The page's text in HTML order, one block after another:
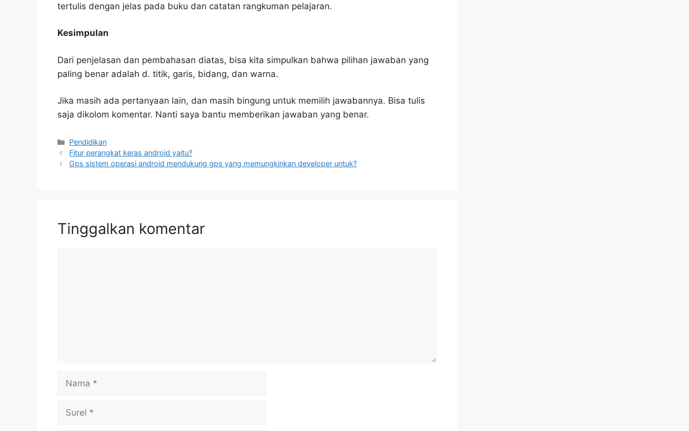
tertulis dengan jelas pada buku dan catatan rangkuman pelajaran.
Kesimpulan
Dari penjelasan dan pembahasan diatas, bisa kita simpulkan bahwa pilihan jawaban yang
paling benar adalah d. titik, garis, bidang, dan warna.
Jika masih ada pertanyaan lain, dan masih bingung untuk memilih jawabannya. Bisa tulis
saja dikolom komentar. Nanti saya bantu memberikan jawaban yang benar.
Kategori
Pendidikan
Fitur perangkat keras android yaitu?
Gps sistem operasi android mendukung gps yang memungkinkan developer untuk?
Tinggalkan komentar
Nama
Surel